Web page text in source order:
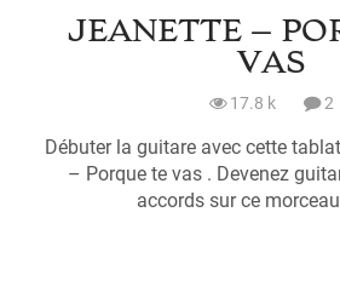
JEANETTE –
VAS
17.8 k 2
Débuter la guitare avec cette
– Porque te vas . Devenez
accords sur ce